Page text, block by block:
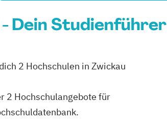
Dein Studienführer
2 Hochschulen in Zwickau
2 Hochschulangebote für